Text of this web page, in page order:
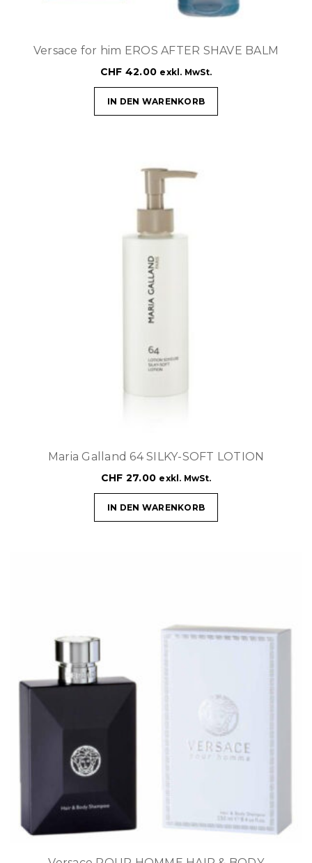
Versace for him EROS AFTER SHAVE BALM
CHF 42.00 exkl. MwSt.
IN DEN WARENKORB
Maria Galland 64 SILKY-SOFT LOTION
CHF 27.00 exkl. MwSt.
IN DEN WARENKORB